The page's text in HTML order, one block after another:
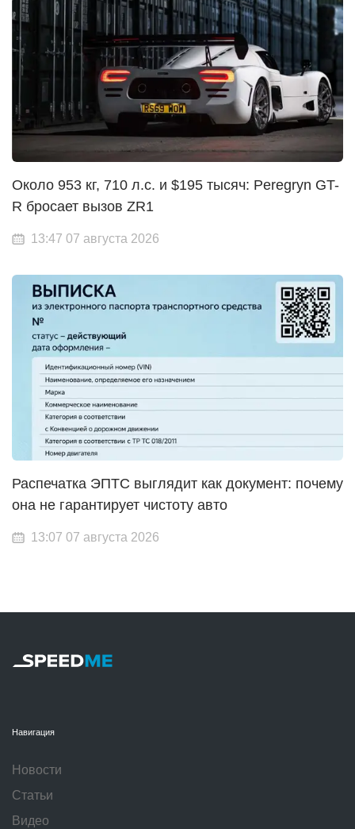
Около 953 кг, 710 л.с. и $195 тысяч: Peregryn GT-
R бросает вызов ZR1
13:47 07 августа 2026
Распечатка ЭПТС выглядит как документ: почему
она не гарантирует чистоту авто
13:07 07 августа 2026
Навигация
Новости
Статьи
Видео